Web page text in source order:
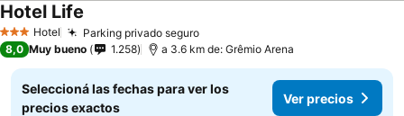
3 Estrellas
Hotel Parking privado seguro
Hotel Life
8,0 Muy bueno 1.258 a 3.6 km de: Grêmio Arena
Seleccioná las fechas para ver los
precios exactos
Ver precios